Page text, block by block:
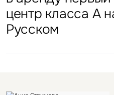
центр класса А
Русском
в отеле Hyatt
Подмосковья
под управление